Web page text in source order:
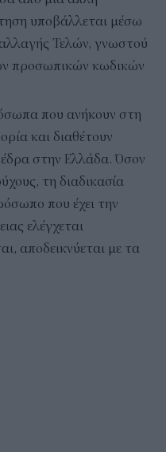
υποβάλλεται μέσω
Τελών, γνωστού
προσωπικών κωδικών
που ανήκουν στη
και διαθέτουν
στην Ελλάδα. Όσον
τη διαδικασία
που έχει την
ελέγχεται
αποδεικνύεται με τα